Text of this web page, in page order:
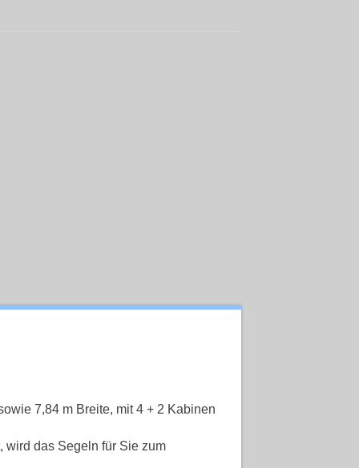
7,84 m Breite, mit 4 + 2 Kabinen
das Segeln für Sie zum